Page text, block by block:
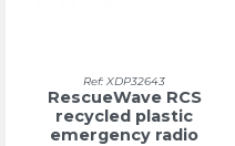
Ref: XDP32643
RescueWave RCS
recycled plastic
emergency radio